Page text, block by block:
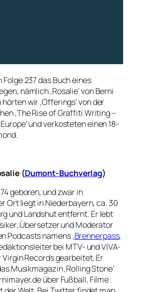
237 das Buch eines
nämlich ‚Rosalie‘ von Berni
wir ‚Offerings‘ von der
‚The Rise of Graffiti Writing –
und verkosteten einen 18-
(Dumont-Buchverlag)
geboren, und zwar in
Ort liegt in Niederbayern, ca. 30
und Landshut entfernt. Er lebt
Übersetzer und Moderator
Podcasts namens ‚Brennerpass‚
bei MTV- und VIVA-
Records gearbeitet. Er
Musikmagazin ‚Rolling Stone‘
über Fußball, Filme